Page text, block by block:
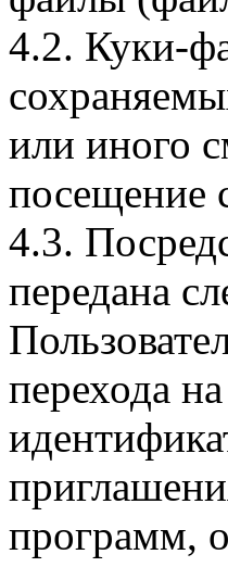
4.2. Куки-
или иного
посещение
4.3.
передана
перехода
программ,